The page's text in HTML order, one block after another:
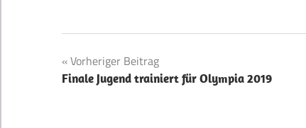
Beitragsnavigation
Vorheriger Beitrag
Finale Jugend trainiert für Olympia 2019